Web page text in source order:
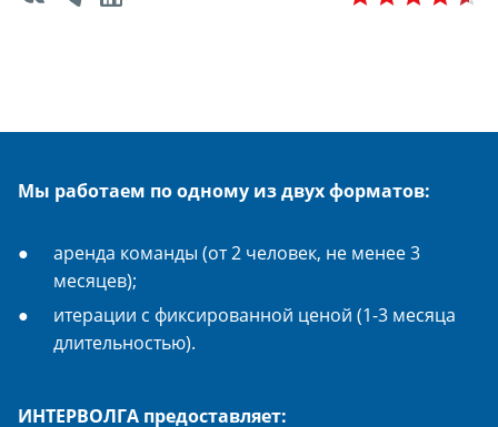
Мы работаем по одному из двух форматов:
аренда команды (от 2 человек, не менее 3
месяцев);
итерации с фиксированной ценой (1-3 месяца
длительностью).
ИНТЕРВОЛГА предоставляет: